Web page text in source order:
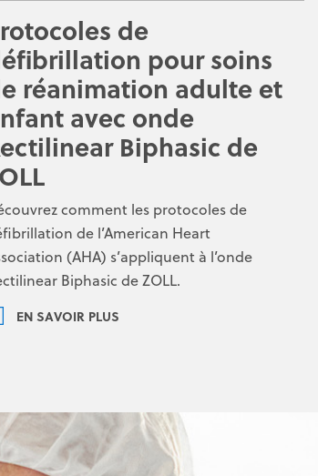
de
pour soins
réanimation adulte et
avec onde
Biphasic de
comment les protocoles de
de l’American Heart
(AHA) s’appliquent à l’onde
Biphasic de ZOLL.
EN SAVOIR PLUS